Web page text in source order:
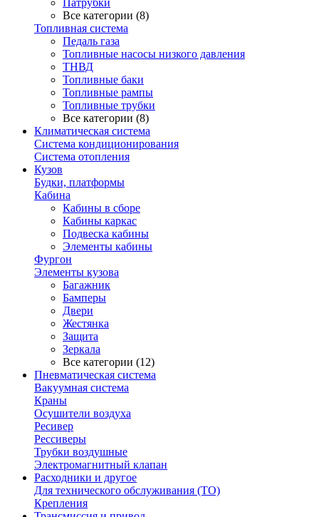
Патрубки
Все категории (8)
Топливная система
Педаль газа
Топливные насосы низкого давления
ТНВД
Топливные баки
Топливные рампы
Топливные трубки
Все категории (8)
Климатическая система
Система кондиционирования
Система отопления
Кузов
Будки, платформы
Кабина
Кабины в сборе
Кабины каркас
Подвеска кабины
Элементы кабины
Фургон
Элементы кузова
Багажник
Бамперы
Двери
Жестянка
Защита
Зеркала
Все категории (12)
Пневматическая система
Вакуумная система
Краны
Осушители воздуха
Ресивер
Рессиверы
Трубки воздушные
Электромагнитный клапан
Расходники и другое
Для технического обслуживания (ТО)
Крепления